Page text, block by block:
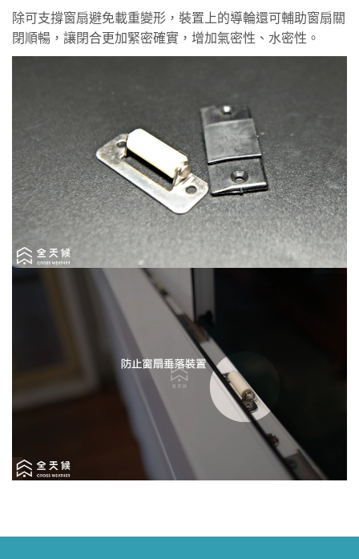
除可支撐窗扇避免載重變形，裝置上的導輪還可輔助窗扇關
閉順暢，讓閉合更加緊密確實，增加氣密性、水密性。